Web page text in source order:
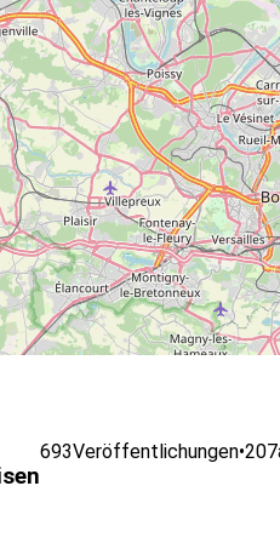
693Veröffentlichungen•207